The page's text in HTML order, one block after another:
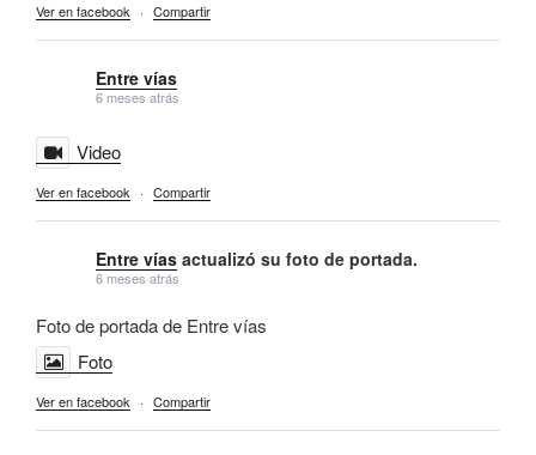
Ver en facebook · Compartir
Entre vías
6 meses atrás
Video
Ver en facebook · Compartir
Entre vías actualizó su foto de portada.
6 meses atrás
Foto de portada de Entre vías
Foto
Ver en facebook · Compartir